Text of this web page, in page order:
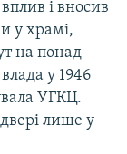
і вносив
у храмі,
на понад
у 1946
УГКЦ.
лише у